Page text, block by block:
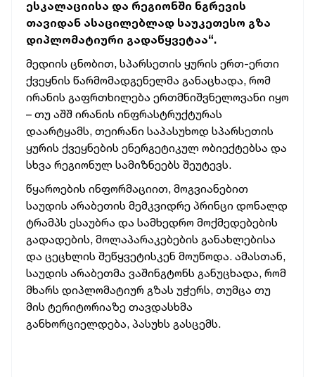
ესკალაციისა და რეგიონში ნგრევის
თავიდან ასაცილებლად საუკეთესო გზა
დიპლომატიური გადაწყვეტაა“.
მედიის ცნობით, სპარსეთის ყურის ერთ-ერთი
ქვეყნის წარმომადგენელმა განაცხადა, რომ
ირანის გაფრთხილება ერთმნიშვნელოვანი იყო
– თუ აშშ ირანის ინფრასტრუქტურას
დაარტყამს, თეირანი საპასუხოდ სპარსეთის
ყურის ქვეყნების ენერგეტიკულ ობიექტებსა და
სხვა რეგიონულ სამიზნეებს შეუტევს.
წყაროების ინფორმაციით, მოგვიანებით
საუდის არაბეთის მემკვიდრე პრინცი დონალდ
ტრამპს ესაუბრა და სამხედრო მოქმედებების
გადადების, მოლაპარაკებების განახლებისა
და ცეცხლის შეწყვეტისკენ მოუწოდა. ამასთან,
საუდის არაბეთმა ვაშინგტონს განუცხადა, რომ
მხარს დიპლომატიურ გზას უჭერს, თუმცა თუ
მის ტერიტორიაზე თავდასხმა
განხორციელდება, პასუხს გასცემს.